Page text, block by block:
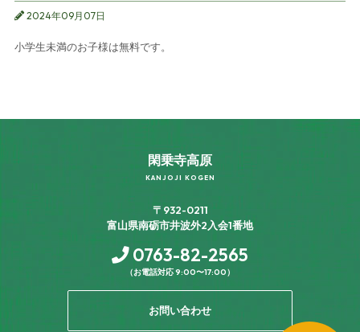
2024年09月07日
小学生未満のお子様は無料です。
閑乗寺高原
KANJOJI KOGEN
〒932-0211
富山県南砺市井波外2入会1番地
0763-82-2565
（お電話対応 9:00〜17:00）
お問い合わせ